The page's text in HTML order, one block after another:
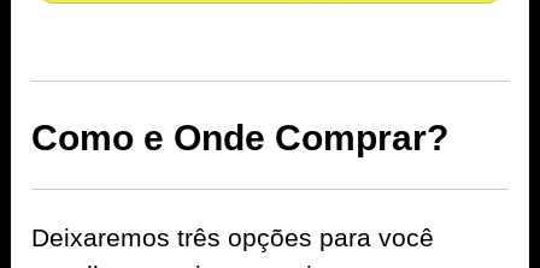
Como e Onde Comprar?
Deixaremos três opções para você